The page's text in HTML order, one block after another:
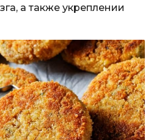
а также укреплении